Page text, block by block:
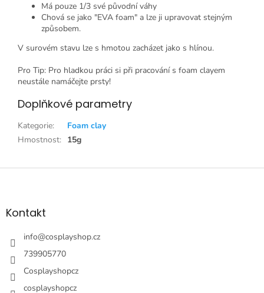
Má pouze 1/3 své původní váhy
Chová se jako "EVA foam" a lze ji upravovat stejným
způsobem.
V surovém stavu lze s hmotou zacházet jako s hlínou.
Pro Tip: Pro hladkou práci si při pracování s foam clayem
neustále namáčejte prsty!
Doplňkové parametry
Kategorie:
Foam clay
Hmostnost: 15g
Z
aKontakt
info@cosplayshop.cz
739905770
Cosplayshopcz
cosplayshopcz